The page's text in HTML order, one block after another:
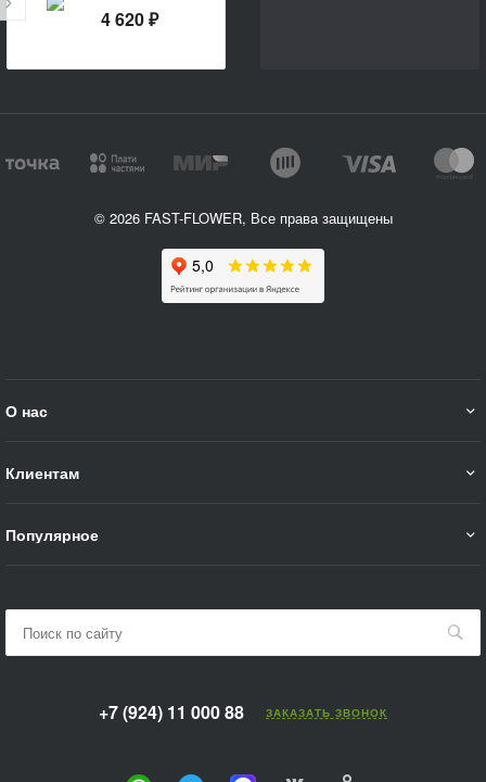
альстромерий
4 620 ₽
© 2026 FAST-FLOWER, Все права защищены
О нас
Клиентам
Популярное
+7 (924) 11 000 88 ЗАКАЗАТЬ ЗВОНОК